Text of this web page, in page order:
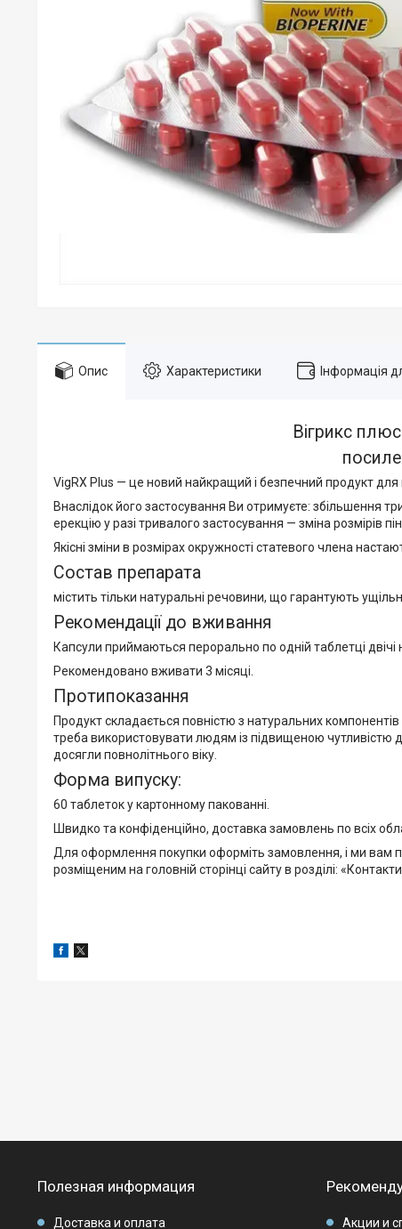
Опис Характеристики Інформація
Вігрикс
VigRX Plus — це новий найкращий і безпечний продукт для
Внаслідок його застосування Ви отримуєте: збільшення
ерекцію у разі тривалого застосування — зміна розмірів
Якісні зміни в розмірах окружності статевого члена
Состав препарата
містить тільки натуральні речовини, що гарантують
Рекомендації до вживання
Капсули приймаються перорально по одній таблетці двічі
Рекомендовано вживати 3 місяці.
Протипоказання
Продукт складається повністю з натуральних
треба використовувати людям із підвищеною чутливістю
досягли повнолітнього віку.
Форма випуску:
60 таблеток у картонному пакованні.
Швидко та конфіденційно, доставка замовлень по всіх
Для оформлення покупки оформіть замовлення, і ми вам
розміщеним на головній сторінці сайту в розділі:
Полезная информация
Доставка и оплата Акции и